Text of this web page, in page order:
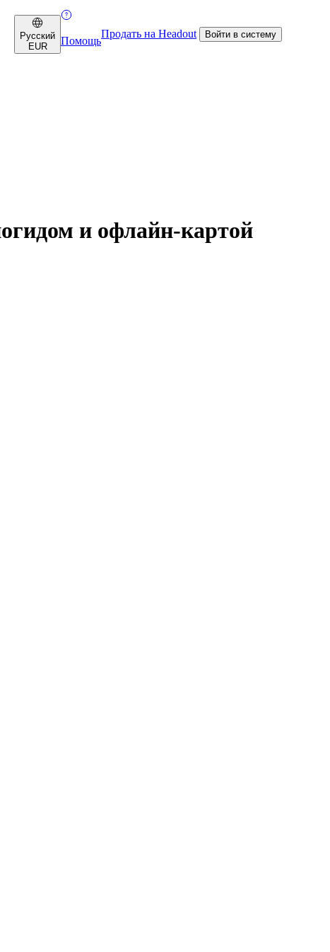
Русский
EUR
Помощь
Продать на Headout Войти в систему
и офлайн-картой